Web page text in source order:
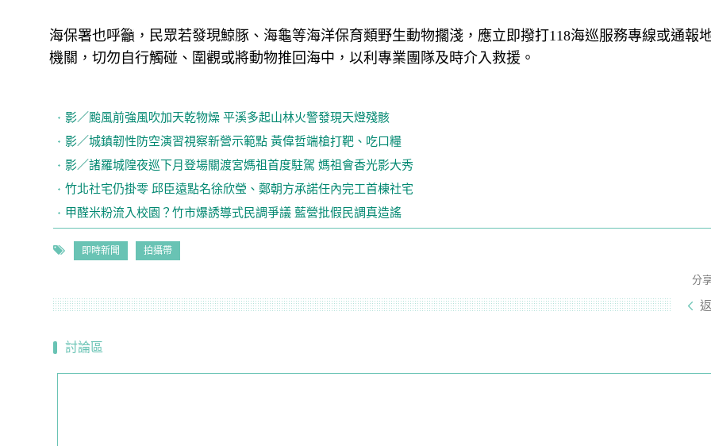
海保署也呼籲，民眾若發現鯨豚、海龜等海洋保育類野生動物擱淺，應立即撥打118海巡服務專線或通報
機關，切勿自行觸碰、圍觀或將動物推回海中，以利專業團隊及時介入救援。
影／颱風前強風吹加天乾物燥 平溪多起山林火警發現天燈殘骸
影／城鎮韌性防空演習視察新營示範點 黃偉哲端槍打靶、吃口糧
影／諸羅城隍夜巡下月登場關渡宮媽祖首度駐駕 媽祖會香光影大秀
竹北社宅仍掛零 邱臣遠點名徐欣瑩、鄭朝方承諾任內完工首棟社宅
甲醛米粉流入校園？竹市爆誘導式民調爭議 藍營批假民調真造謠
即時新聞 拍攝帶
分
討論區